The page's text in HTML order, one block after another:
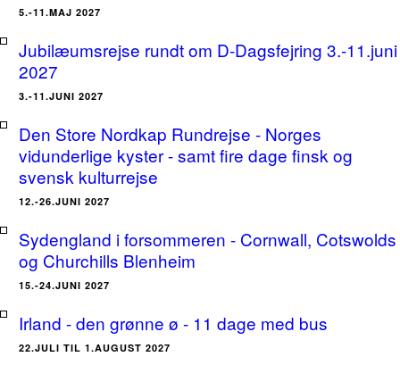
5.-11.MAJ 2027
Jubilæumsrejse rundt om D-Dagsfejring 3.-11.juni
2027
3.-11.JUNI 2027
Den Store Nordkap Rundrejse - Norges
vidunderlige kyster - samt fire dage finsk og
svensk kulturrejse
12.-26.JUNI 2027
Sydengland i forsommeren - Cornwall, Cotswolds
og Churchills Blenheim
15.-24.JUNI 2027
Irland - den grønne ø - 11 dage med bus
22.JULI TIL 1.AUGUST 2027